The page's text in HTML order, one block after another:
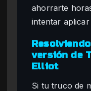
ahorrarte
intentar aplicar
versión de
Elliot
Si tu truco de